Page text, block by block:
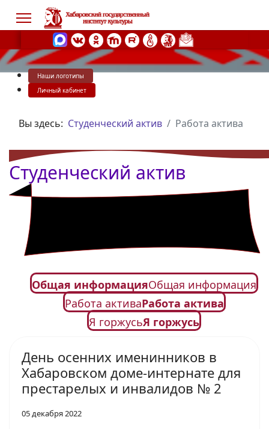
Наши логотипы
Личный кабинет
Вы здесь: Студенческий актив Работа актива
Студенческий актив
Общая информацияОбщая информация
Работа активаРабота актива
Я горжусьЯ горжусь
День осенних именинников в
Хабаровском доме-интернате для
престарелых и инвалидов № 2
05 декабря 2022